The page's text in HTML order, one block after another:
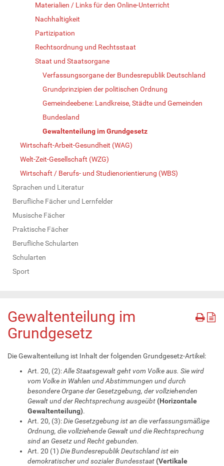
Materialien / Links für den Online-Unterricht
Nachhaltigkeit
Partizipation
Rechtsordnung und Rechtsstaat
Staat und Staatsorgane
Verfassungsorgane der Bundesrepublik Deutschland
Grundprinzipien der politischen Ordnung
Gemeindeebene: Landkreise, Städte und Gemeinden
Bundesland
Gewaltenteilung im Grundgesetz
Wirtschaft-Arbeit-Gesundheit (WAG)
Welt-Zeit-Gesellschaft (WZG)
Wirtschaft / Berufs- und Studienorientierung (WBS)
Sprachen und Literatur
Berufliche Fächer und Lernfelder
Musische Fächer
Praktische Fächer
Berufliche Schularten
Schularten
Sport
Gewaltenteilung im
Grundgesetz
Die Gewaltenteilung ist Inhalt der folgenden Grundgesetz-Artikel:
Art. 20, (2):Alle Staatsgewalt geht vom Volke aus. Sie wird
vom Volke in Wahlen und Abstimmungen und durch
besondere Organe der Gesetzgebung, der vollziehenden
Gewalt und der Rechtsprechung ausgeübt(Horizontale
Gewaltenteilung).
Art. 20, (3):Die Gesetzgebung ist an die verfassungsmäßige
Ordnung, die vollziehende Gewalt und die Rechtsprechung
sind an Gesetz und Recht gebunden.
Art. 20 (1) Die Bundesrepublik Deutschland ist ein
demokratischer und sozialer Bundesstaat(Vertikale